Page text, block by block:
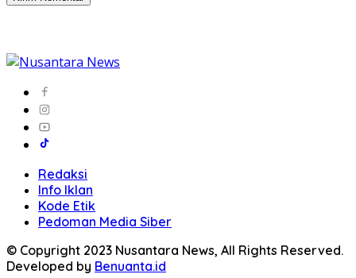
Redaksi
Info Iklan
Kode Etik
Pedoman Media Siber
© Copyright 2023 Nusantara News, All Rights Reserved.
Developed by Benuanta.id